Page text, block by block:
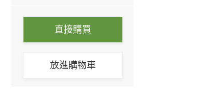
直接購買
放進購物車